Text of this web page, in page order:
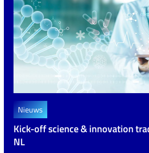
Nieuws
Kick-off science & innovation
NL